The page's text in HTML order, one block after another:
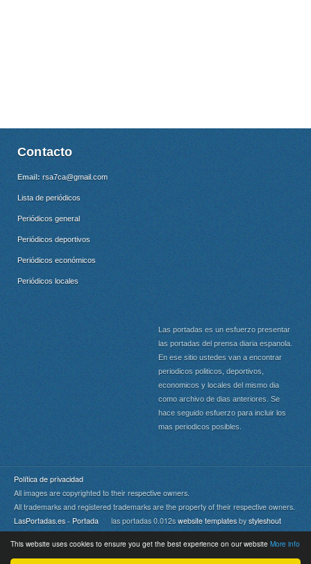
This website uses cookies to ensure you get the best experience on our website More info
Contacto
Email: rsa7ca@gmail.com
Lista de periódicos
Periódicos general
Periódicos deportivos
Periódicos económicos
Periódicos locales
Las portadas es un esfuerzo presentar
las portadas del prensa diaria espanola.
En ese sitio ustedes van a encontrar
periodicos politicos, deportivos,
economicos y locales del mismo dia
como archivo de dias anteriores. Se
hace seguido esfuerzo para incluir los
mas periodicos posibles.
Política de privacidad
All images are copyrighted to their respective owners.
All trademarks and registered trademarks are the property of their respective owners.
LasPortadas.es - Portada las portadas 0.012s website templates by styleshout